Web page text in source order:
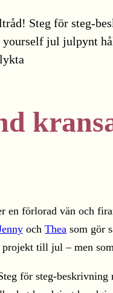
förlorad vän och
och Thea som gör
till jul – men